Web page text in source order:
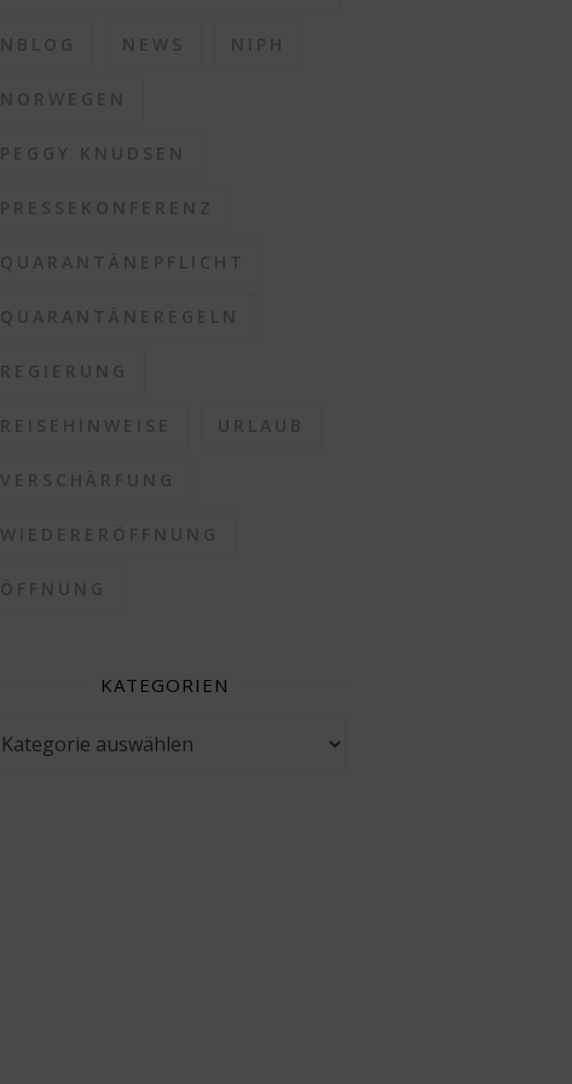
NBLOG NEWS NIPH
NORWEGEN
PEGGY KNUDSEN
PRESSEKONFERENZ
QUARANTÄNEPFLICHT
QUARANTÄNEREGELN
REGIERUNG
REISEHINWEISE URLAUB
VERSCHÄRFUNG
WIEDERERÖFFNUNG
ÖFFNUNG
KATEGORIEN